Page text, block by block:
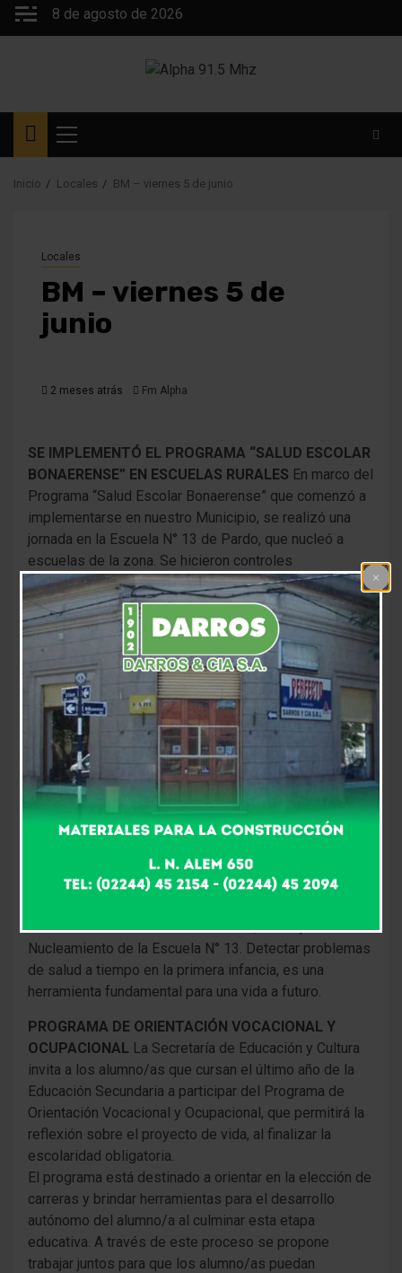
Saltar
8 de agosto de 2026
Menú
principal
Inicio Locales BM – viernes 5 de junio
Locales
BM – viernes 5 de
junio
2 meses atrás Fm Alpha
SE IMPLEMENTÓ EL PROGRAMA “SALUD ESCOLAR
BONAERENSE” EN ESCUELAS RURALES En marco del
Programa “Salud Escolar Bonaerense” que comenzó a
implementarse en nuestro Municipio, se realizó una
jornada en la Escuela N° 13 de Pardo, que nucleó a
escuelas de la zona. Se hicieron controles
odontológicos a cargo de la profesional Carla
Rodríguez, controles nutricionales por la Lic. Juliana
Calandrelli, control de agudeza visual a cargo de
Lorena Ponce, vacunación a cargo de Romina Tagni
perteneciente al Vacunatorio del Hospital Las Flores,
control TA a cargo de la enfermera del CAPS de Pardo,
Celeste Ramos y controles pediátricos a cargo de la
pediatra Itatí Bustamante. Además, se llevaron a cabo
Talleres de Salud Bucal donde se habló sobre técnica
de cepillado, entre otros temas. Por otra parte, se
conversó sobre prevención de infecciones
respiratorias, actividad que estuvo a cargo de
enfermeras de los CAPS y Promotores Comunitarios
de Provincia. Desde la Secretaría de Salud agradecen
el compromiso de las docentes y a la directora Patricia
fecha se visitaron las Escuelas N° 2, N° 21 y el
Nucleamiento de la Escuela N° 13. Detectar problemas
de salud a tiempo en la primera infancia, es una
herramienta fundamental para una vida a futuro.
PROGRAMA DE ORIENTACIÓN VOCACIONAL Y
OCUPACIONAL La Secretaría de Educación y Cultura
invita a los alumno/as que cursan el último año de la
Educación Secundaria a participar del Programa de
Orientación Vocacional y Ocupacional, que permitirá la
reflexión sobre el proyecto de vida, al finalizar la
escolaridad obligatoria.
El programa está destinado a orientar en la elección de
carreras y brindar herramientas para el desarrollo
autónomo del alumno/a al culminar esta etapa
educativa. A través de este proceso se propone
trabajar juntos para que los alumno/as puedan